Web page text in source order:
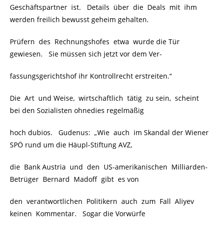
Geschäftspartner ist. Details über die Deals mit ihm
werden freilich bewusst geheim gehalten.
Prüfern des Rechnungshofes etwa wurde die Tür
gewiesen. Sie müssen sich jetzt vor dem Ver-
fassungsgerichtshof ihr Kontrollrecht erstreiten.“
Die Art und Weise, wirtschaftlich tätig zu sein, scheint
bei den Sozialisten ohnedies regelmäßig
hoch dubios. Gudenus: „Wie auch im Skandal der Wiener
SPÖ rund um die Häupl-Stiftung AVZ,
die Bank Austria und den US-amerikanischen Milliarden-
Betrüger Bernard Madoff gibt es von
den verantwortlichen Politikern auch zum Fall Aliyev
keinen Kommentar. Sogar die Vorwürfe